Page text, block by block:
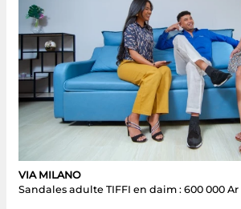
VIA MILANO
Sandales adulte TIFFI en daim : 600 000 Ar